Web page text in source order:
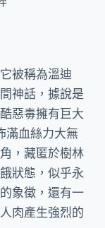
被稱為溫迪
神話，據說是
惡毒擁有巨大
滿血絲力大無
，藏匿於樹林
狀態，似乎永
象徵，還有一
肉產生強烈的